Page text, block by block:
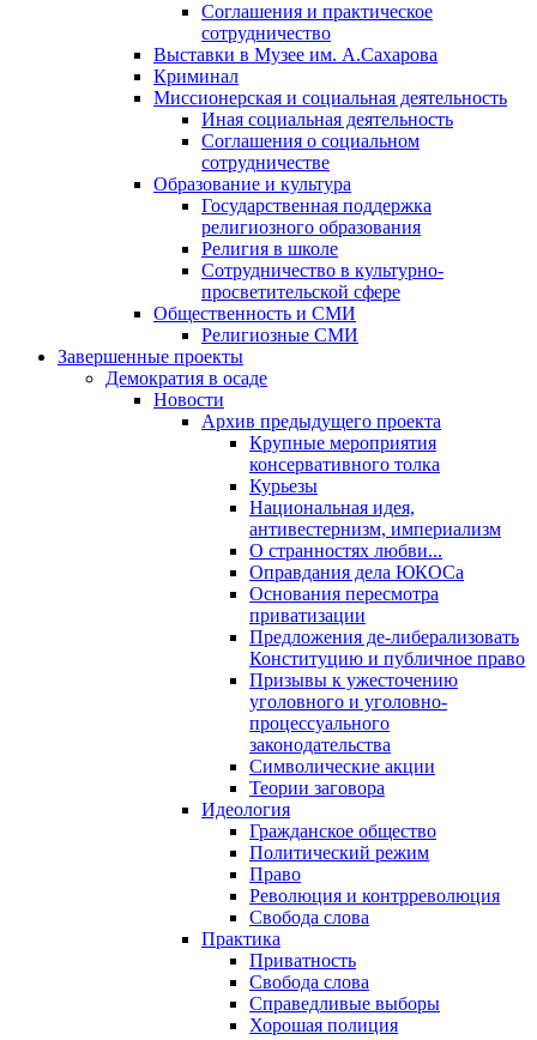
Соглашения и практическое
сотрудничество
Выставки в Музее им. А.Сахарова
Криминал
Миссионерская и социальная деятельность
Иная социальная деятельность
Соглашения о социальном
сотрудничестве
Образование и культура
Государственная поддержка
религиозного образования
Религия в школе
Сотрудничество в культурно-
просветительской сфере
Общественность и СМИ
Религиозные СМИ
Завершенные проекты
Демократия в осаде
Новости
Архив предыдущего проекта
Крупные мероприятия
консервативного толка
Курьезы
Национальная идея,
антивестернизм, империализм
О странностях любви...
Оправдания дела ЮКОСа
Основания пересмотра
приватизации
Предложения де-либерализовать
Конституцию и публичное право
Призывы к ужесточению
уголовного и уголовно-
процессуального
законодательства
Символические акции
Теории заговора
Идеология
Гражданское общество
Политический режим
Право
Революция и контрреволюция
Свобода слова
Практика
Приватность
Свобода слова
Справедливые выборы
Хорошая полиция